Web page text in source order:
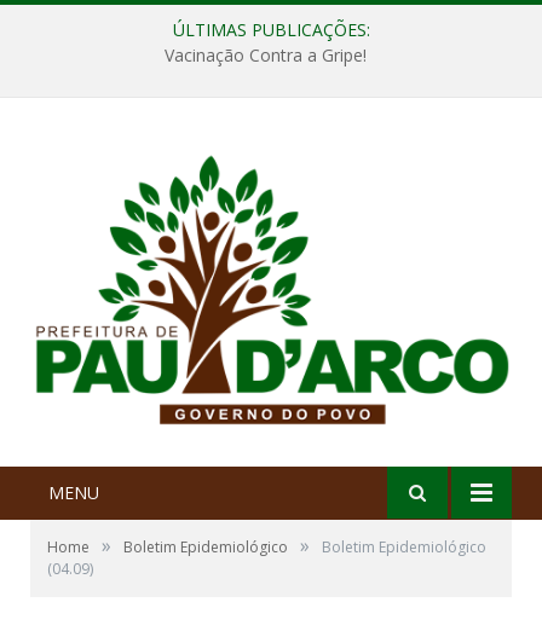
ÚLTIMAS PUBLICAÇÕES:
Vacinação Contra a Gripe!
MENU
Home » Boletim Epidemiológico »
Boletim Epidemiológico
(04.09)